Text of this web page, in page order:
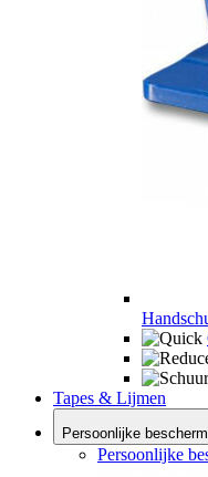
Tapes & Lijmen
Persoonlijke
Persoonlijke